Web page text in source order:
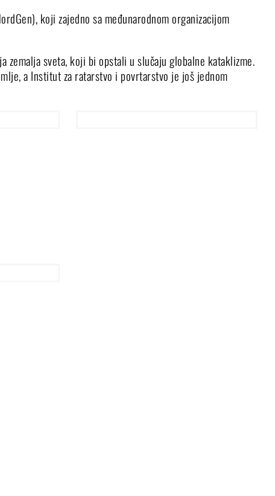
koji zajedno sa međunarodnom organizacijom
zemalja sveta, koji bi opstali u slučaju globalne kataklizme.
a Institut za ratarstvo i povrtarstvo je još jednom